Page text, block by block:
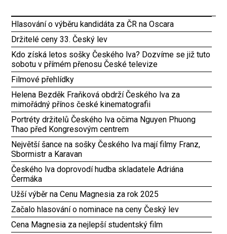
Hlasování o výběru kandidáta za ČR na Oscara
Držitelé ceny 33. Český lev
Kdo získá letos sošky Českého lva? Dozvíme se již tuto
sobotu v přímém přenosu České televize
Filmové přehlídky
Helena Bezděk Fraňková obdrží Českého lva za
mimořádný přínos české kinematografii
Portréty držitelů Českého lva očima Nguyen Phuong
Thao před Kongresovým centrem
Největší šance na sošky Českého lva mají filmy Franz,
Sbormistr a Karavan
Českého lva doprovodí hudba skladatele Adriána
Čermáka
Užší výběr na Cenu Magnesia za rok 2025
Začalo hlasování o nominace na ceny Český lev
Cena Magnesia za nejlepší studentský film